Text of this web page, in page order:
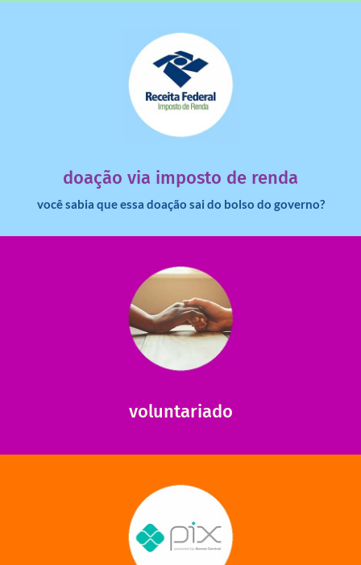
doação via imposto de renda
você sabia que essa doação sai do bolso do governo?
dinheiro deixa de ir para o governo?
saiba mais
voluntariado
ajudar com certos assuntos. Entre em contato conosco e
saiba como nos ajudar.
saiba mais
saiba mais